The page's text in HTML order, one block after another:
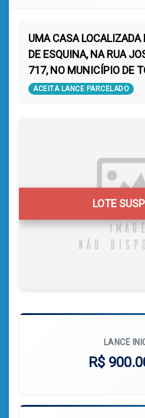
UMA CASA LOCALIZADA
DE ESQUINA, NA RUA
717, NO MUNICÍPIO DE
ACEITA LANCE PARCELADO
LOTE
LANCE
R$